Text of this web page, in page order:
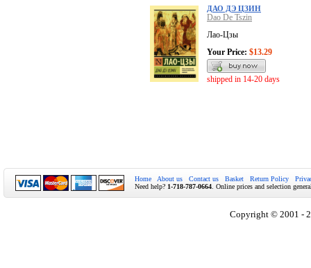
ДАО ДЭ ЦЗИН
Dao De Tszin
Лао-Цзы
Your Price: $13.29
shipped in 14-20 days
Home About us Contact us Basket Return Policy
Need help? 1-718-787-0664 . Online prices and selection
Copyright © 2001 -